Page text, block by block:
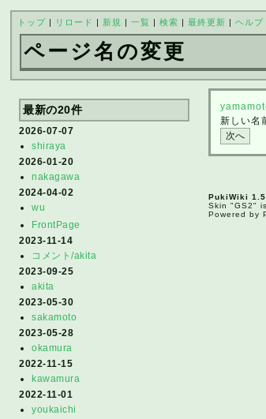
トップ リロード |新規 |一覧 |検索 |最終更新 |ヘルプ
ページ名の変更
最新の20件
2026-07-07
shiraya
2026-01-20
nakagawa
2024-04-02
wu
FrontPage
2023-11-14
コメント/akita
2023-09-25
akita
2023-05-30
sakamoto
2023-05-28
okamura
2022-11-15
kawamura
2022-11-01
youkaichi
新しい名
PukiWiki
Skin "GS2"
Powered by